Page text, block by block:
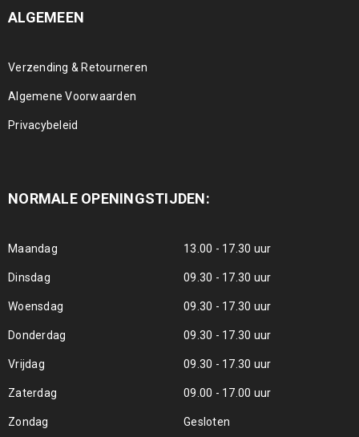
ALGEMEEN
Verzending & Retourneren
Algemene Voorwaarden
Privacybeleid
NORMALE OPENINGSTIJDEN:
Maandag 13.00 - 17.30 uur
Dinsdag 09.30 - 17.30 uur
Woensdag 09.30 - 17.30 uur
Donderdag 09.30 - 17.30 uur
Vrijdag 09.30 - 17.30 uur
Zaterdag 09.00 - 17.00 uur
Zondag Gesloten